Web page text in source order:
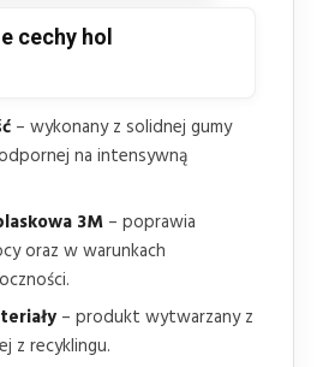
cechy hol
– wykonany z solidnej gumy
na intensywną
3M – poprawia
oraz w warunkach
– produkt wytwarzany z
z recyklingu.